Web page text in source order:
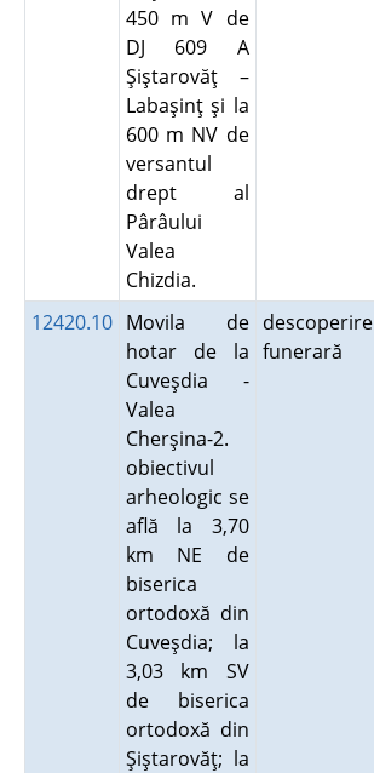
450 m V de
DJ 609 A
Şiştarovăţ –
Labaşinţ şi la
600 m NV de
versantul
drept al
Pârâului
Valea
Chizdia.
12420.10 Movila de
hotar de la
Cuveşdia -
Valea
Cherşina-2.
obiectivul
arheologic se
află la 3,70
km NE de
biserica
ortodoxă din
Cuveşdia; la
3,03 km SV
de biserica
ortodoxă din
Şiştarovăţ; la
descoperire
funerară